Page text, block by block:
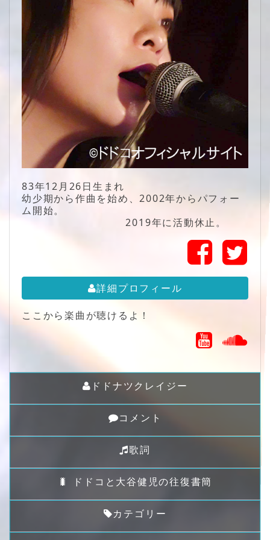
83年12月26日生まれ
幼少期から作曲を始め、2002年からパフォー
ム開始。
2019年に活動休止。
詳細プロフィール
ここから楽曲が聴けるよ！
ドドナツクレイジー
コメント
歌詞
🐛 ドドコと大谷健児の往復書簡
カテゴリー